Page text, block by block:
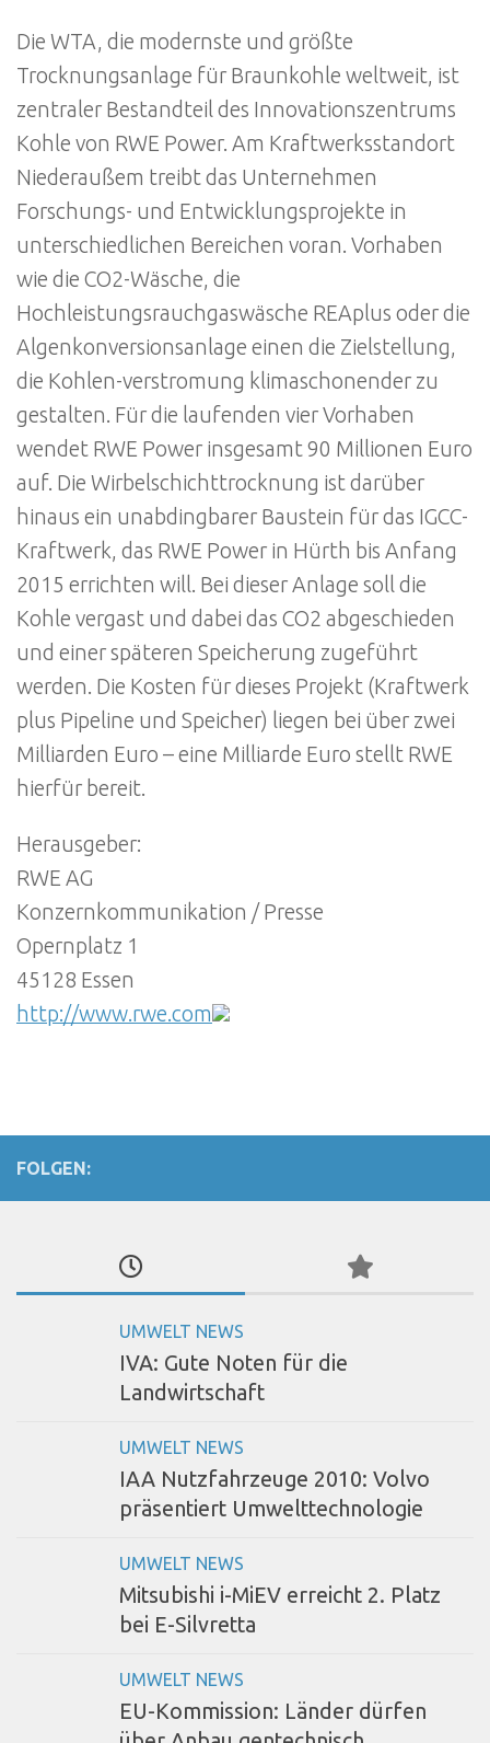
Die WTA, die modernste und größte
Trocknungsanlage für Braunkohle weltweit, ist
zentraler Bestandteil des Innovationszentrums
Kohle von RWE Power. Am Kraftwerksstandort
Niederaußem treibt das Unternehmen
Forschungs- und Entwicklungsprojekte in
unterschiedlichen Bereichen voran. Vorhaben
wie die CO2-Wäsche, die
Hochleistungsrauchgaswäsche REAplus oder die
Algenkonversionsanlage einen die Zielstellung,
die Kohlen-verstromung klimaschonender zu
gestalten. Für die laufenden vier Vorhaben
wendet RWE Power insgesamt 90 Millionen Euro
auf. Die Wirbelschichttrocknung ist darüber
hinaus ein unabdingbarer Baustein für das IGCC-
Kraftwerk, das RWE Power in Hürth bis Anfang
2015 errichten will. Bei dieser Anlage soll die
Kohle vergast und dabei das CO2 abgeschieden
und einer späteren Speicherung zugeführt
werden. Die Kosten für dieses Projekt (Kraftwerk
plus Pipeline und Speicher) liegen bei über zwei
Milliarden Euro – eine Milliarde Euro stellt RWE
hierfür bereit.
Herausgeber:
RWE AG
Konzernkommunikation / Presse
Opernplatz 1
45128 Essen
http://www.rwe.com
FOLGEN:
UMWELT NEWS
IVA: Gute Noten für die
Landwirtschaft
UMWELT NEWS
IAA Nutzfahrzeuge 2010: Volvo
präsentiert Umwelttechnologie
UMWELT NEWS
Mitsubishi i-MiEV erreicht 2. Platz
bei E-Silvretta
UMWELT NEWS
EU-Kommission: Länder dürfen